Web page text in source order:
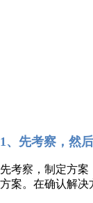
1、先考察，然
先考察，制定方
方案。在确认解决